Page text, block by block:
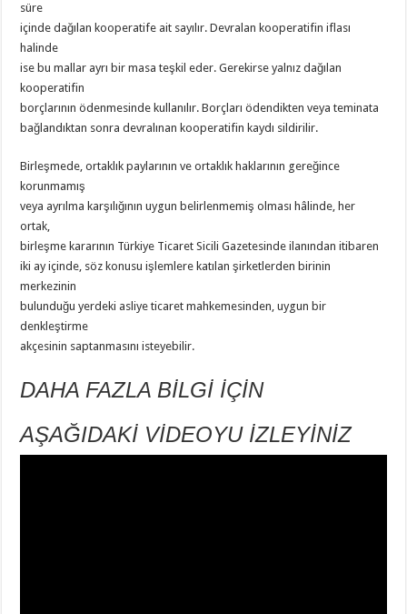
süre
içinde dağılan kooperatife ait sayılır. Devralan kooperatifin iflası
halinde
ise bu mallar ayrı bir masa teşkil eder. Gerekirse yalnız dağılan
kooperatifin
borçlarının ödenmesinde kullanılır. Borçları ödendikten veya teminata
bağlandıktan sonra devralınan kooperatifin kaydı sildirilir.
Birleşmede, ortaklık paylarının ve ortaklık haklarının gereğince
korunmamış
veya ayrılma karşılığının uygun belirlenmemiş olması hâlinde, her
ortak,
birleşme kararının Türkiye Ticaret Sicili Gazetesinde ilanından itibaren
iki ay içinde, söz konusu işlemlere katılan şirketlerden birinin
merkezinin
bulunduğu yerdeki asliye ticaret mahkemesinden, uygun bir
denkleştirme
akçesinin saptanmasını isteyebilir.
DAHA FAZLA BİLGİ İÇİN
AŞAĞIDAKİ VİDEOYU İZLEYİNİZ